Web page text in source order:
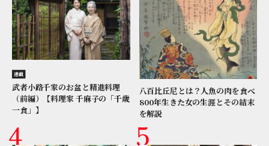
連載
武者小路千家のお盆と精進料理
（前編）【料理家 千麻子の「千歳
一食」】
八百比丘尼とは？人魚の肉を食べ
800年生きた女の生涯とその結末
を解説